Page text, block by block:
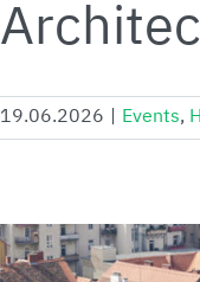
19.06.2026 Events,